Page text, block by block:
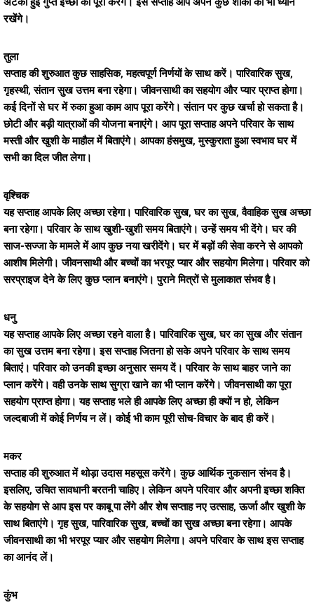
रखेंगे।
तुला
सप्ताह की शुरुआत कुछ साहसिक, महत्वपूर्ण निर्णयों के साथ करें। पारिवारिक सुख,
गृहस्थी, संतान सुख उत्तम बना रहेगा। जीवनसाथी का सहयोग और प्यार प्राप्त होगा।
कई दिनों से घर में रुका हुआ काम आप पूरा करेंगे। संतान पर कुछ खर्चा हो सकता है।
छोटी और बड़ी यात्राओं की योजना बनाएंगे। आप पूरा सप्ताह अपने परिवार के साथ
मस्ती और खुशी के माहौल में बिताएंगे। आपका हंसमुख, मुस्कुराता हुआ स्वभाव घर में
सभी का दिल जीत लेगा।
वृश्चिक
यह सप्ताह आपके लिए अच्छा रहेगा। पारिवारिक सुख, घर का सुख, वैवाहिक सुख अच्छा
बना रहेगा। परिवार के साथ खुशी-खुशी समय बिताएंगे। उन्हें समय भी देंगे। घर की
साज-सज्जा के मामले में आप कुछ नया खरीदेंगे। घर में बड़ों की सेवा करने से आपको
आशीष मिलेगी। जीवनसाथी और बच्चों का भरपूर प्यार और सहयोग मिलेगा। परिवार को
सरप्राइज देने के लिए कुछ प्लान बनाएंगे। पुराने मित्रों से मुलाकात संभव है।
धनु
यह सप्ताह आपके लिए अच्छा रहने वाला है। पारिवारिक सुख, घर का सुख और संतान
का सुख उत्तम बना रहेगा। इस सप्ताह जितना हो सके अपने परिवार के साथ समय
बिताएं। परिवार को उनकी इच्छा अनुसार समय दें। परिवार के साथ बाहर जाने का
प्लान करेंगे। वही उनके साथ सुग्रा खाने का भी प्लान करेंगे। जीवनसाथी का पूरा
सहयोग प्राप्त होगा। यह सप्ताह भले ही आपके लिए अच्छा ही क्यों न हो, लेकिन
जल्दबाजी में कोई निर्णय न लें। कोई भी काम पूरी सोच-विचार के बाद ही करें।
मकर
सप्ताह की शुरुआत में थोड़ा उदास महसूस करेंगे। कुछ आर्थिक नुकसान संभव है।
इसलिए, उचित सावधानी बरतनी चाहिए। लेकिन अपने परिवार और अपनी इच्छा शक्ति
के सहयोग से आप इस पर काबू पा लेंगे और शेष सप्ताह नए उत्साह, ऊर्जा और खुशी के
साथ बिताएंगे। गृह सुख, पारिवारिक सुख, बच्चों का सुख अच्छा बना रहेगा। आपके
जीवनसाथी का भी भरपूर प्यार और सहयोग मिलेगा। अपने परिवार के साथ इस सप्ताह
का आनंद लें।
कुंभ